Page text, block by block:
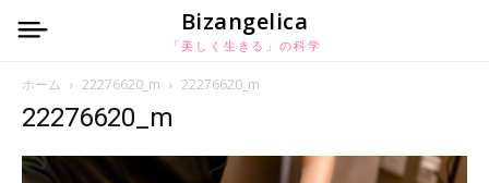
Bizangelica
「美しく生きる」の科学
ホーム 22276620_m 22276620_m
22276620_m